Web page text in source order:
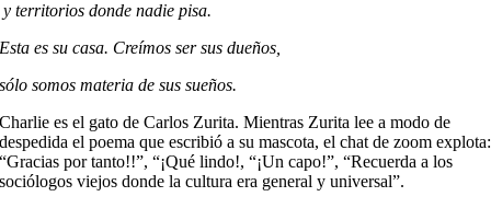
y territorios donde nadie pisa.
Esta es su casa. Creímos ser sus dueños,
sólo somos materia de sus sueños.
Charlie es el gato de Carlos Zurita. Mientras Zurita lee a modo de
despedida el poema que escribió a su mascota, el chat de zoom explota:
“Gracias por tanto!!”, “¡Qué lindo!, “¡Un capo!”, “Recuerda a los
sociólogos viejos donde la cultura era general y universal”.